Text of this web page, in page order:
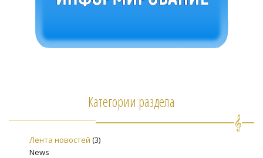
Категории раздела
Лента новостей (3)
News